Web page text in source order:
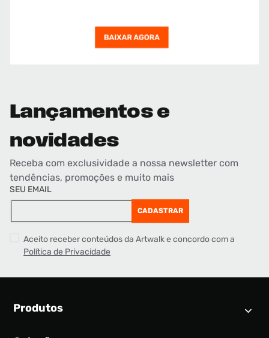
Lançamentos e
novidades
Receba com exclusividade a nossa newsletter com
tendências, promoções e muito mais
SEU EMAIL
CADASTRAR
Aceito receber conteúdos da Artwalk e concordo com a
Política de Privacidade
Produtos